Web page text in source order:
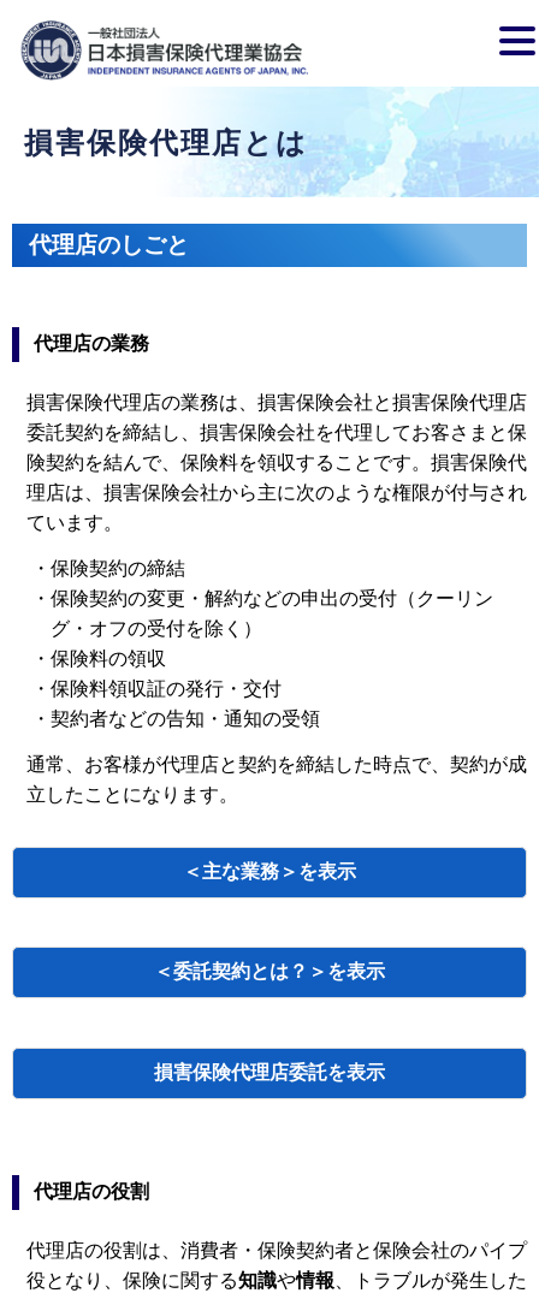
損害保険代理店とは
代理店のしごと
代理店の業務
損害保険代理店の業務は、損害保険会社と損害保険代理店
委託契約を締結し、損害保険会社を代理してお客さまと保
険契約を結んで、保険料を領収することです。損害保険代
理店は、損害保険会社から主に次のような権限が付与され
ています。
・保険契約の締結
・保険契約の変更・解約などの申出の受付（クーリン
グ・オフの受付を除く）
・保険料の領収
・保険料領収証の発行・交付
・契約者などの告知・通知の受領
通常、お客様が代理店と契約を締結した時点で、契約が成
立したことになります。
＜ 主な業務＞
＜委託契約とは？＞
損害保険代理店委託
代理店の役割
代理店の役割は、消費者・保険契約者と保険会社のパイプ
役となり、保険に関する知識や情報 、トラブルが発生した